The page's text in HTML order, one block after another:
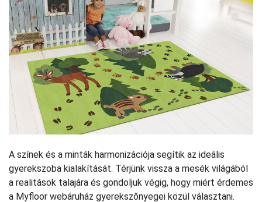
A színek és a minták harmonizációja segítik az ideális
gyerekszoba kialakítását. Térjünk vissza a mesék világából
a realitások talajára és gondoljuk végig, hogy miért érdemes
a Myfloor webáruház gyerekszőnyegei közül választani.